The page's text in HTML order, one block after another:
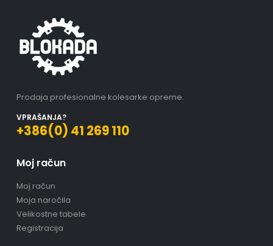
Prodaja profesionalne kolesarke opreme.
VPRAŠANJA?
+386(0) 41 269 110
Moj račun
Moj račun
Moja naročila
Velikostne tabele
Registracija